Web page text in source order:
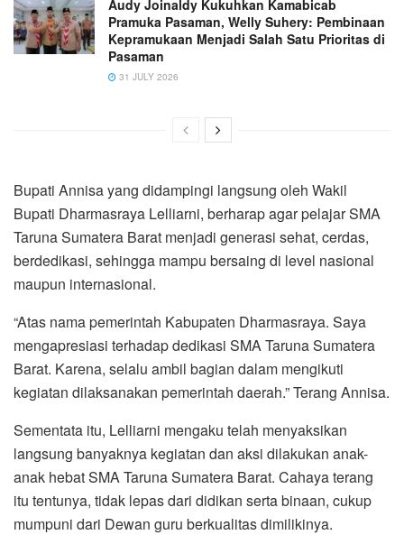
Audy Joinaldy Kukuhkan Kamabicab
Pramuka Pasaman, Welly Suhery: Pembinaan
Kepramukaan Menjadi Salah Satu Prioritas di
Pasaman
31 JULY 2026
Bupati Annisa yang didampingi langsung oleh Wakil
Bupati Dharmasraya Lelliarni, berharap agar pelajar SMA
Taruna Sumatera Barat menjadi generasi sehat, cerdas,
berdedikasi, sehingga mampu bersaing di level nasional
maupun internasional.
“Atas nama pemerintah Kabupaten Dharmasraya. Saya
mengapresiasi terhadap dedikasi SMA Taruna Sumatera
Barat. Karena, selalu ambil bagian dalam mengikuti
kegiatan dilaksanakan pemerintah daerah.” Terang Annisa.
Sementata itu, Lelliarni mengaku telah menyaksikan
langsung banyaknya kegiatan dan aksi dilakukan anak-
anak hebat SMA Taruna Sumatera Barat. Cahaya terang
itu tentunya, tidak lepas dari didikan serta binaan, cukup
mumpuni dari Dewan guru berkualitas dimilikinya.